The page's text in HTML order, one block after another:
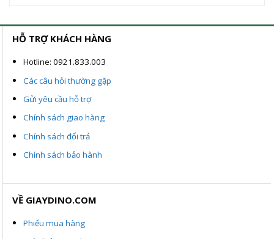
HỖ TRỢ KHÁCH HÀNG
Hotline: 0921.833.003
Các câu hỏi thường gặp
Gửi yêu cầu hỗ trợ
Chính sách giao hàng
Chính sách đổi trả
Chính sách bảo hành
VỀ GIAYDINO.COM
Phiếu mua hàng